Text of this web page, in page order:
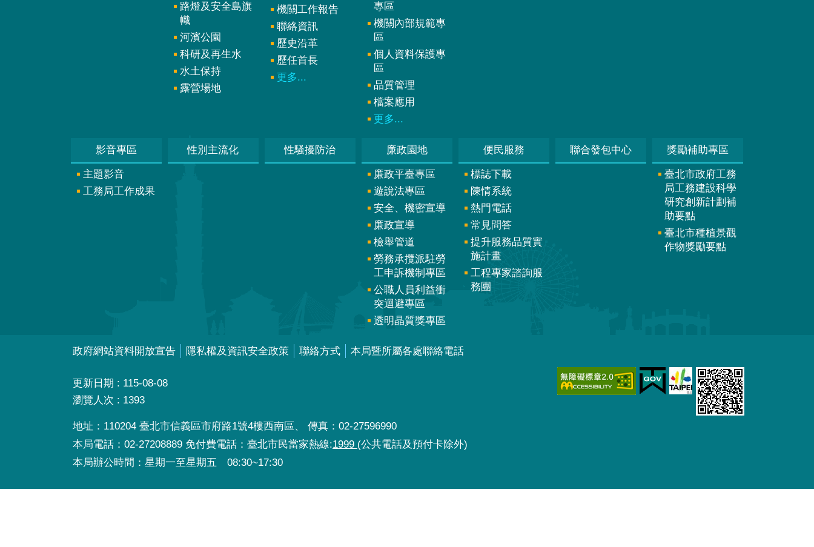
路燈及安全島旗
幟
河濱公園
科研及再生水
水土保持
露營場地
機關工作報告
聯絡資訊
歷史沿革
歷任首長
更多...
專區
機關內部規範專
區
個人資料保護專
區
品質管理
檔案應用
更多...
影音專區
主題影音
工務局工作成果
性別主流化 性騷擾防治 廉政園地
廉政平臺專區
遊說法專區
安全、機密宣導
廉政宣導
檢舉管道
勞務承攬派駐勞
工申訴機制專區
公職人員利益衝
突迴避專區
透明晶質獎專區
便民服務
標誌下載
陳情系統
熱門電話
常見問答
提升服務品質實
施計畫
工程專家諮詢服
務團
聯合發包中心 獎勵補助專區
臺北市政府工務
局工務建設科學
研究創新計劃補
助要點
臺北市種植景觀
作物獎勵要點
政府網站資料開放宣告 隱私權及資訊安全政策 聯絡方式 本局暨所屬各處聯絡電話
更新日期
115-08-08
瀏覽人次
1393
地址：110204 臺北市信義區市府路1號4樓西南區、 傳真：02-27596990
本局電話：02-27208889 免付費電話：臺北市民當家熱線:1999 (公共電話及預付卡除外)
本局辦公時間：星期一至星期五 08:30~17:30